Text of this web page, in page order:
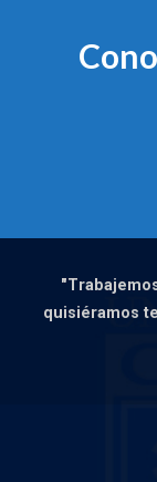
quisiéramos